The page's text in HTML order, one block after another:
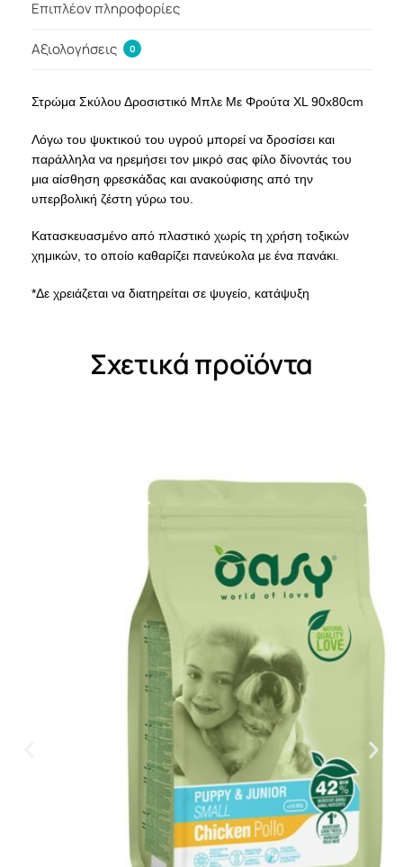
Επιπλέον πληροφορίες
Αξιολογήσεις 0
Στρώμα Σκύλου Δροσιστικό Μπλε Με Φρούτα XL 90x80cm
Λόγω του ψυκτικού του υγρού μπορεί να δροσίσει και
παράλληλα να ηρεμήσει τον μικρό σας φίλο δίνοντάς του
μια αίσθηση φρεσκάδας και ανακούφισης από την
υπερβολική ζέστη γύρω του.
Κατασκευασμένο από πλαστικό χωρίς τη χρήση τοξικών
χημικών, το οποίο καθαρίζει πανεύκολα με ένα πανάκι.
*Δε χρειάζεται να διατηρείται σε ψυγείο, κατάψυξη
Σχετικά προϊόντα